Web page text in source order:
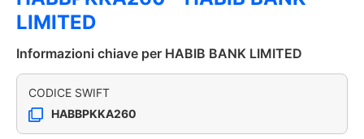
LIMITED
Informazioni chiave per HABIB BANK LIMITED
CODICE SWIFT
HABBPKKA260